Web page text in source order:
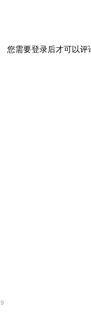
您需要登录后才可以评